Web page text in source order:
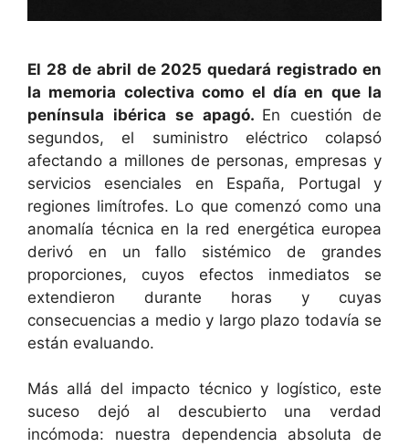
El 28 de abril de 2025 quedará registrado en
la memoria colectiva como el día en que la
península ibérica se apagó. En cuestión de
segundos, el suministro eléctrico colapsó
afectando a millones de personas, empresas y
servicios esenciales en España, Portugal y
regiones limítrofes. Lo que comenzó como una
anomalía técnica en la red energética europea
derivó en un fallo sistémico de grandes
proporciones, cuyos efectos inmediatos se
extendieron durante horas y cuyas
consecuencias a medio y largo plazo todavía se
están evaluando.
Más allá del impacto técnico y logístico, este
suceso dejó al descubierto una verdad
incómoda: nuestra dependencia absoluta de